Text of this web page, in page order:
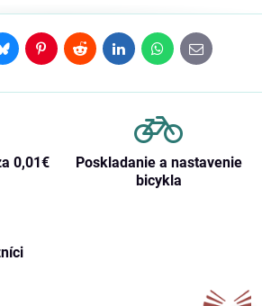
BlueskyPinterestRedditLinkedInWhatsApp
E-
mail
0,01€
Poskladanie a nastavenie
bicykla